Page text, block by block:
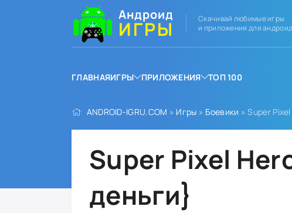
Андроид
ИГРЫ
Скачивай любимые игры
и приложения для андроид
ГЛАВНАЯИГРЫ ПРИЛОЖЕНИЯ ТОП 100
ANDROID-IGRU.COM » Игры » Боевики » Super
Super Pixel
деньги}